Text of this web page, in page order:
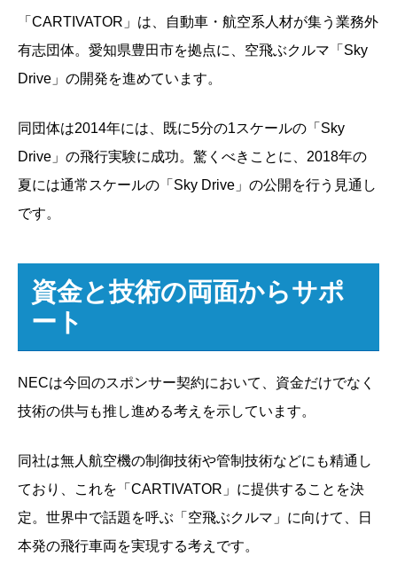
「CARTIVATOR」は、自動車・航空系人材が集う業務外
有志団体。愛知県豊田市を拠点に、空飛ぶクルマ「Sky
Drive」の開発を進めています。
同団体は2014年には、既に5分の1スケールの「Sky
Drive」の飛行実験に成功。驚くべきことに、2018年の
夏には通常スケールの「Sky Drive」の公開を行う見通し
です。
資金と技術の両面からサポ
ート
NECは今回のスポンサー契約において、資金だけでなく
技術の供与も推し進める考えを示しています。
同社は無人航空機の制御技術や管制技術などにも精通し
ており、これを「CARTIVATOR」に提供することを決
定。世界中で話題を呼ぶ「空飛ぶクルマ」に向けて、日
本発の飛行車両を実現する考えです。